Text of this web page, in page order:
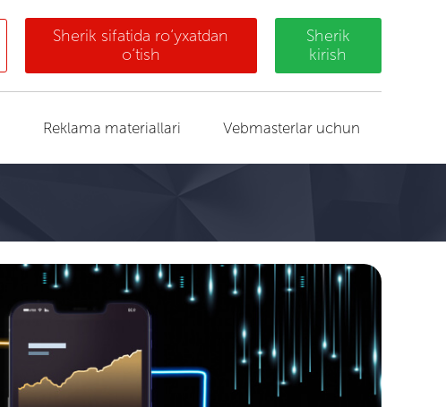
Sherik sifatida ro‘yxatdan
o‘tish
Sherik
kirish
Reklama materiallari Vebmasterlar uchun